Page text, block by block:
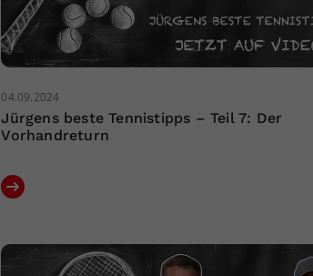
04.09.2024
Jürgens beste Tennistipps – Teil 7: Der
Vorhandreturn